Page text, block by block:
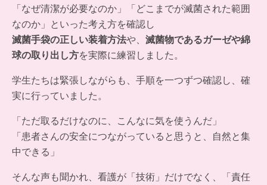
「なぜ清潔が必要なのか」「どこまでが滅菌された範囲
なのか」といった考え方を確認し
滅菌手袋の正しい装着方法や、 滅菌物であるガーゼや綿
球の取り出し方を実際に練習しました。
学生たちは緊張しながらも、手順を一つずつ確認し、確
実に行っていました。
「ただ取るだけなのに、こんなに気を使うんだ」
「患者さんの安全につながっていると思うと、自然と集
中できる」
そんな声も聞かれ、看護が「技術」だけでなく、「責任